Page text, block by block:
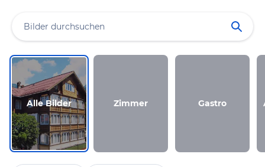
Alle Bilder Zimmer Gastro